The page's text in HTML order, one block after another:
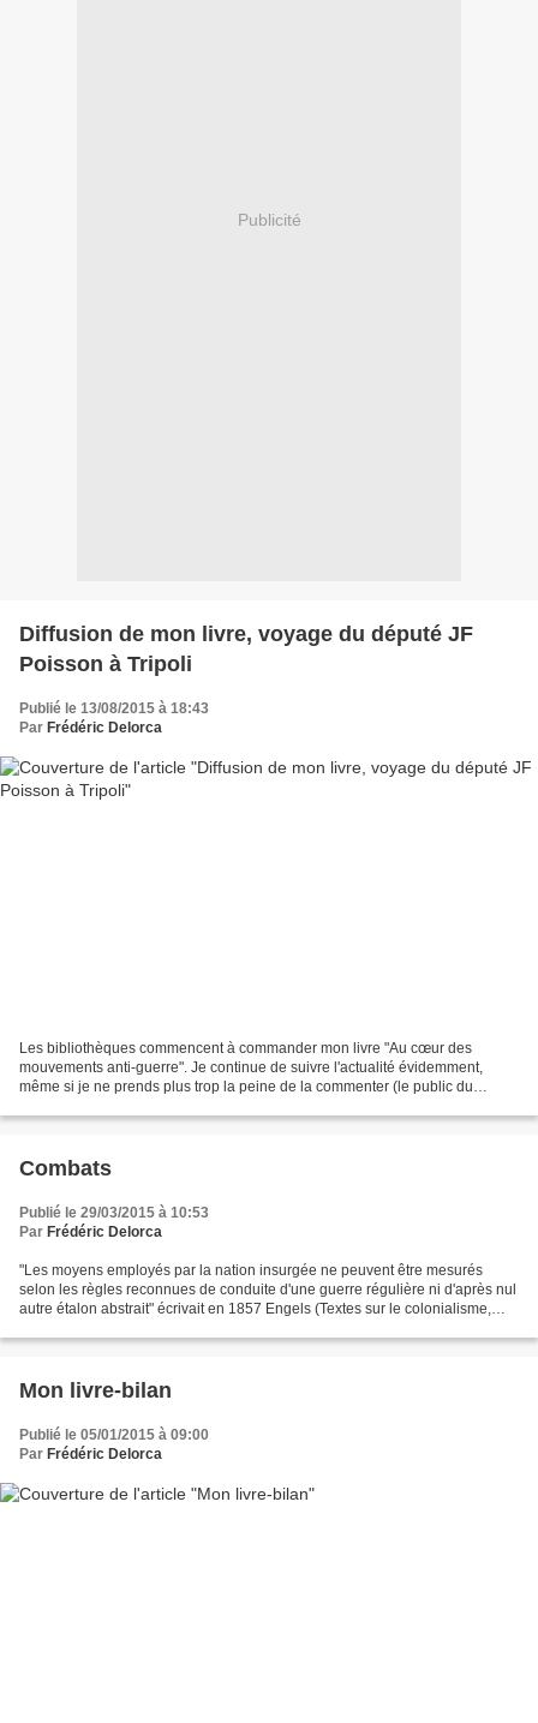
Publicité
Diffusion de mon livre, voyage du député JF
Poisson à Tripoli
Publié le 13/08/2015 à 18:43
Par Frédéric Delorca
Les bibliothèques commencent à commander mon livre "Au cœur des
mouvements anti-guerre". Je continue de suivre l'actualité évidemment,
même si je ne prends plus trop la peine de la commenter (le public du
Combats
Publié le 29/03/2015 à 10:53
Par Frédéric Delorca
"Les moyens employés par la nation insurgée ne peuvent être mesurés
selon les règles reconnues de conduite d'une guerre régulière ni d'après nul
autre étalon abstrait" écrivait en 1857 Engels (Textes sur le colonialisme,
Mon livre-bilan
Publié le 05/01/2015 à 09:00
Par Frédéric Delorca